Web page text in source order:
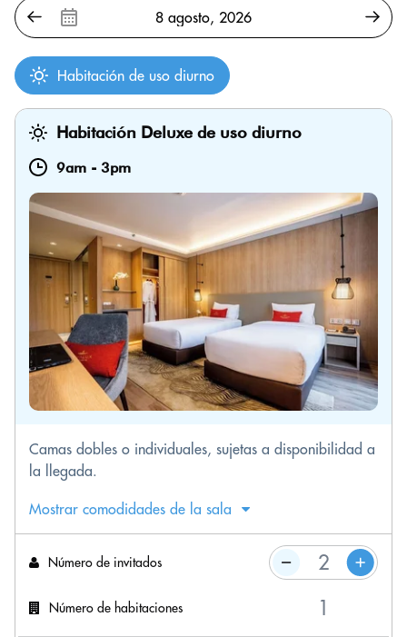
Habitación de uso diurno
Habitación Deluxe de uso diurno
9am - 3pm
Camas dobles o individuales, sujetas a disponibilidad a
la llegada.
Mostrar comodidades de la sala
Número de invitados
Número de habitaciones